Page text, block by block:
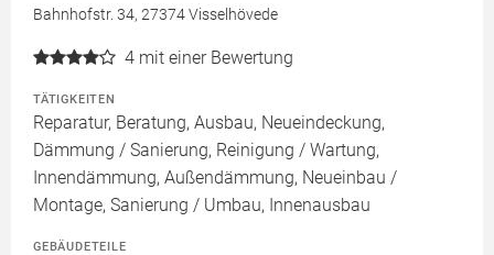
Bahnhofstr. 34, 27374 Visselhövede
4 mit einer Bewertung
TÄTIGKEITEN
Reparatur, Beratung, Ausbau, Neueindeckung,
Dämmung / Sanierung, Reinigung / Wartung,
Innendämmung, Außendämmung, Neueinbau /
Montage, Sanierung / Umbau, Innenausbau
GEBÄUDETEILE